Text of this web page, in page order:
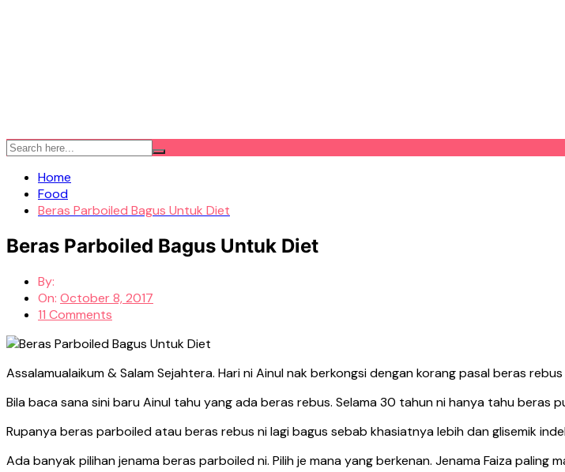
Home
Food
Beras Parboiled Bagus Untuk Diet
Beras Parboiled Bagus Untuk Diet
By:
On: October 8, 2017
11 Comments
Assalamualaikum & Salam Sejahtera. Hari ni Ainul nak berkongsi dengan korang pasal beras
Bila baca sana sini baru Ainul tahu yang ada beras rebus. Selama 30 tahun ni hanya tahu beras
Rupanya beras parboiled atau beras rebus ni lagi bagus sebab khasiatnya lebih dan glisemik
Ada banyak pilihan jenama beras parboiled ni. Pilih je mana yang berkenan. Jenama Faiza paling